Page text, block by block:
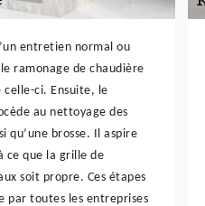
entretien normal ou
ramonage de chaudière
celle-ci. Ensuite, le
au nettoyage des
qu’une brosse. Il aspire
ce que la grille de
soit propre. Ces étapes
par toutes les entreprises